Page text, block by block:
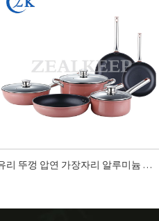
유리 뚜껑 압연 가장자리 알루미늄 붙지 않는 조리기구 세트